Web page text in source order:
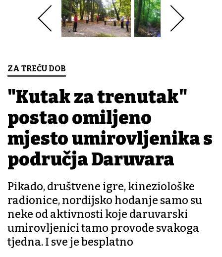
ZA TREĆU DOB
"Kutak za trenutak"
postao omiljeno
mjesto umirovljenika s
područja Daruvara
Pikado, društvene igre, kineziološke
radionice, nordijsko hodanje samo su
neke od aktivnosti koje daruvarski
umirovljenici tamo provode svakoga
tjedna. I sve je besplatno